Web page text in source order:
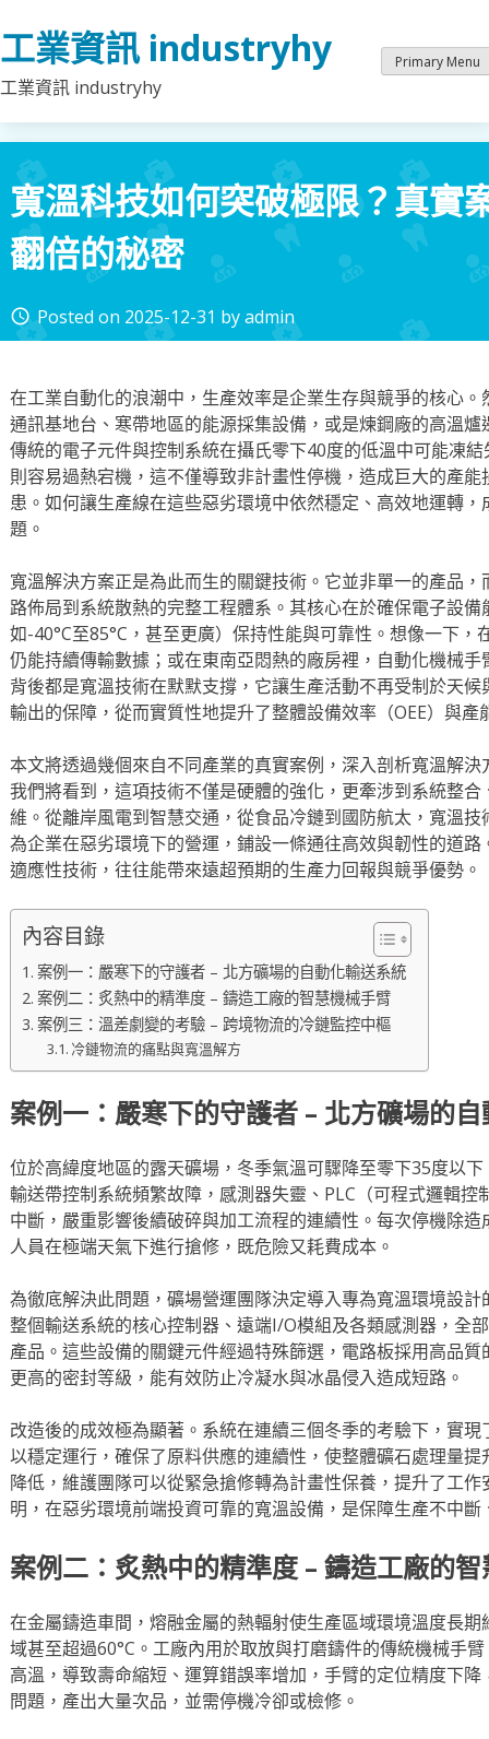
to
content
工業資訊 industryhy
工業資訊 industryhy
Primary Menu
寬溫科技如何突破極限？真實
翻倍的秘密
access_time Posted on 2025-12-31 byadmin
在工業自動化的浪潮中，生產效率是企業生存與競爭的核心
通訊基地台、寒帶地區的能源採集設備，或是煉鋼廠的高溫
傳統的電子元件與控制系統在攝氏零下40度的低溫中可能凍
則容易過熱宕機，這不僅導致非計畫性停機，造成巨大的產
患。如何讓生產線在這些惡劣環境中依然穩定、高效地運轉
題。
寬溫解決方案正是為此而生的關鍵技術。它並非單一的產品
路佈局到系統散熱的完整工程體系。其核心在於確保電子設
如-40°C至85°C，甚至更廣）保持性能與可靠性。想像一下
仍能持續傳輸數據；或在東南亞悶熱的廠房裡，自動化機械
背後都是寬溫技術在默默支撐，它讓生產活動不再受制於天
輸出的保障，從而實質性地提升了整體設備效率（OEE）與產
本文將透過幾個來自不同產業的真實案例，深入剖析寬溫解
我們將看到，這項技術不僅是硬體的強化，更牽涉到系統整
維。從離岸風電到智慧交通，從食品冷鏈到國防航太，寬溫
為企業在惡劣環境下的營運，鋪設一條通往高效與韌性的道
適應性技術，往往能帶來遠超預期的生產力回報與競爭優勢。
內容目錄
案例一：嚴寒下的守護者 – 北方礦場的自動化輸送系統
案例二：炙熱中的精準度 – 鑄造工廠的智慧機械手臂
案例三：溫差劇變的考驗 – 跨境物流的冷鏈監控中樞
冷鏈物流的痛點與寬溫解方
案例一：嚴寒下的守護者 – 北方礦場的
位於高緯度地區的露天礦場，冬季氣溫可驟降至零下35度以
輸送帶控制系統頻繁故障，感測器失靈、PLC（可程式邏輯
中斷，嚴重影響後續破碎與加工流程的連續性。每次停機除
人員在極端天氣下進行搶修，既危險又耗費成本。
為徹底解決此問題，礦場營運團隊決定導入專為寬溫環境設
整個輸送系統的核心控制器、遠端I/O模組及各類感測器，全
產品。這些設備的關鍵元件經過特殊篩選，電路板採用高品
更高的密封等級，能有效防止冷凝水與冰晶侵入造成短路。
改造後的成效極為顯著。系統在連續三個冬季的考驗下，實
以穩定運行，確保了原料供應的連續性，使整體礦石處理量
降低，維護團隊可以從緊急搶修轉為計畫性保養，提升了工
明，在惡劣環境前端投資可靠的寬溫設備，是保障生產不中
案例二：炙熱中的精準度 – 鑄造工廠的
在金屬鑄造車間，熔融金屬的熱輻射使生產區域環境溫度長
域甚至超過60°C。工廠內用於取放與打磨鑄件的傳統機械手
高溫，導致壽命縮短、運算錯誤率增加，手臂的定位精度下
問題，產出大量次品，並需停機冷卻或檢修。